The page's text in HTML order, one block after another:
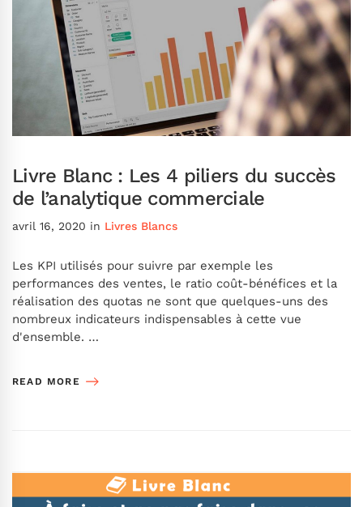
Livre Blanc : Les 4 piliers du succès
de l’analytique commerciale
avril 16, 2020 in Livres Blancs
Les KPI utilisés pour suivre par exemple les
performances des ventes, le ratio coût-bénéfices et la
réalisation des quotas ne sont que quelques-uns des
nombreux indicateurs indispensables à cette vue
d'ensemble. …
READ MORE